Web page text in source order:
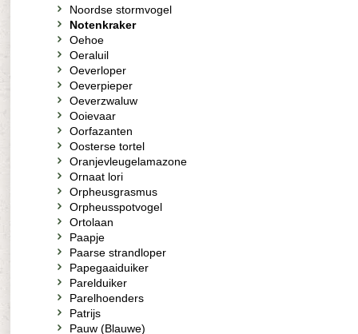
Noordse stormvogel
Notenkraker
Oehoe
Oeraluil
Oeverloper
Oeverpieper
Oeverzwaluw
Ooievaar
Oorfazanten
Oosterse tortel
Oranjevleugelamazone
Ornaat lori
Orpheusgrasmus
Orpheusspotvogel
Ortolaan
Paapje
Paarse strandloper
Papegaaiduiker
Parelduiker
Parelhoenders
Patrijs
Pauw (Blauwe)